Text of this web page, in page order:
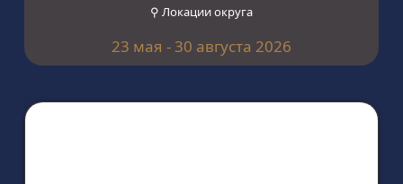
⚲ Локации округа
23 мая - 30 августа 2026